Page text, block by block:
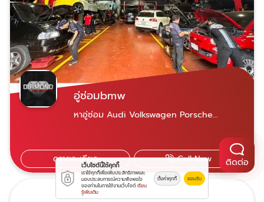
อู่ซ่อมbmw
หาอู่ซ่อม Audi Volkswagen Porsche
ดูรายละเอียด Call Now ติดต่อ
เว็บไซต์นี้ใช้คุกกี้
เราใช้คุกกี้เพื่อเพิ่มประสิทธิภาพและ
มอบประสบการณ์ความพึงพอใจ
ของท่านในการใช้งานเว็บไซต์ เรียน
รู้เพิ่มเติม
ตั้งค่าคุกกี้ ยอมรับ